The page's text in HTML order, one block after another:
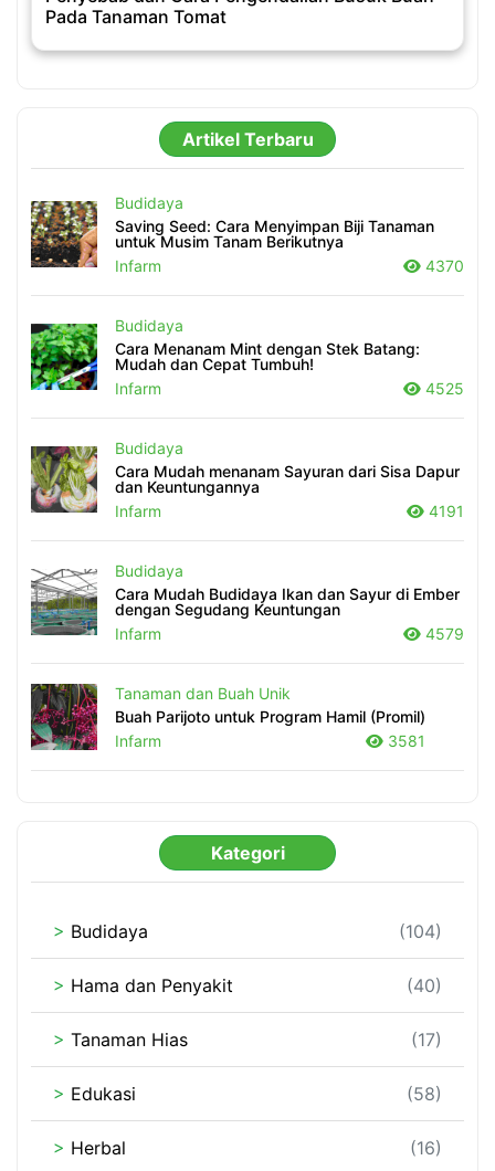
Pada Tanaman Tomat
Artikel Terbaru
Budidaya
Saving Seed: Cara Menyimpan Biji Tanaman
untuk Musim Tanam Berikutnya
Infarm
4370
Budidaya
Cara Menanam Mint dengan Stek Batang:
Mudah dan Cepat Tumbuh!
Infarm
4525
Budidaya
Cara Mudah menanam Sayuran dari Sisa Dapur
dan Keuntungannya
Infarm
4191
Budidaya
Cara Mudah Budidaya Ikan dan Sayur di Ember
dengan Segudang Keuntungan
Infarm
4579
Tanaman dan Buah Unik
Buah Parijoto untuk Program Hamil (Promil)
Infarm
3581
Kategori
> Budidaya (104)
> Hama dan Penyakit (40)
> Tanaman Hias (17)
> Edukasi (58)
> Herbal (16)